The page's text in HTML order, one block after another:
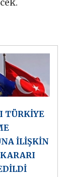
TÜRKİYE
İLİŞKİN